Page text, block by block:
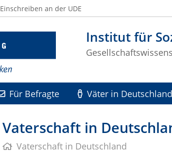
Institut für
Einschreiben an der UDE
Für Befragte Väter in Deutschland
Vaterschaft in
Vaterschaft in Deutschland